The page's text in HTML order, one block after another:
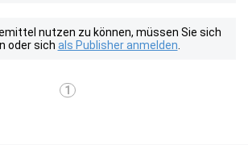
nutzen zu können, müssen Sie sich
oder sich als Publisher anmelden
1